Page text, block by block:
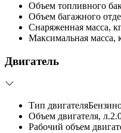
Объем топливного
Объем багажного
Снаряженная масса,
Максимальная масса,
Двигатель
Тип двигателя
Объем двигателя, л.
Рабочий объем